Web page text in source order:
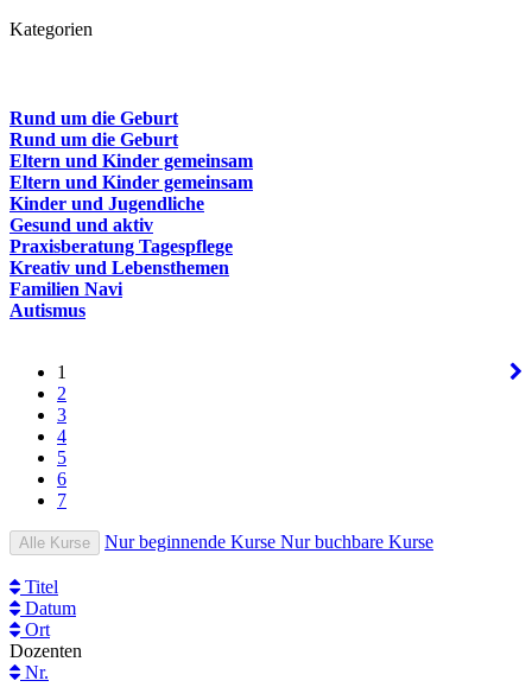
Kategorien
Rund um die Geburt
Rund um die Geburt
Eltern und Kinder gemeinsam
Eltern und Kinder gemeinsam
Kinder und Jugendliche
Gesund und aktiv
Praxisberatung Tagespflege
Kreativ und Lebensthemen
Familien Navi
Autismus
1
2
3
4
5
6
7
Alle Kurse Nur beginnende Kurse Nur buchbare Kurse
Titel
Datum
Ort
Dozenten
Nr.